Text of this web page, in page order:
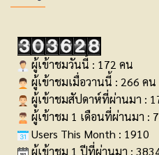
ผู้เข้าชมวันนี้ : 172 คน
ผู้เข้าชมเมื่อวานนี้ : 266 คน
ผู้เข้าชมสัปดาห์ที่ผ่านมา :
ผู้เข้าชม 1 เดือนที่ผ่านมา :
Users This Month : 1910
ผู้เข้าชม 1 ปีที่ผ่านมา :